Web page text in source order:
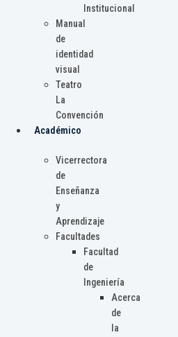
Institucional
Manual
de
identidad
visual
Teatro
La
Convención
Académico
Vicerrectora
de
Enseñanza
y
Aprendizaje
Facultades
Facultad
de
Ingeniería
Acerca
de
la